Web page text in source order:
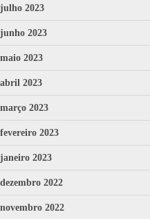
julho 2023
junho 2023
maio 2023
abril 2023
março 2023
fevereiro 2023
janeiro 2023
dezembro 2022
novembro 2022